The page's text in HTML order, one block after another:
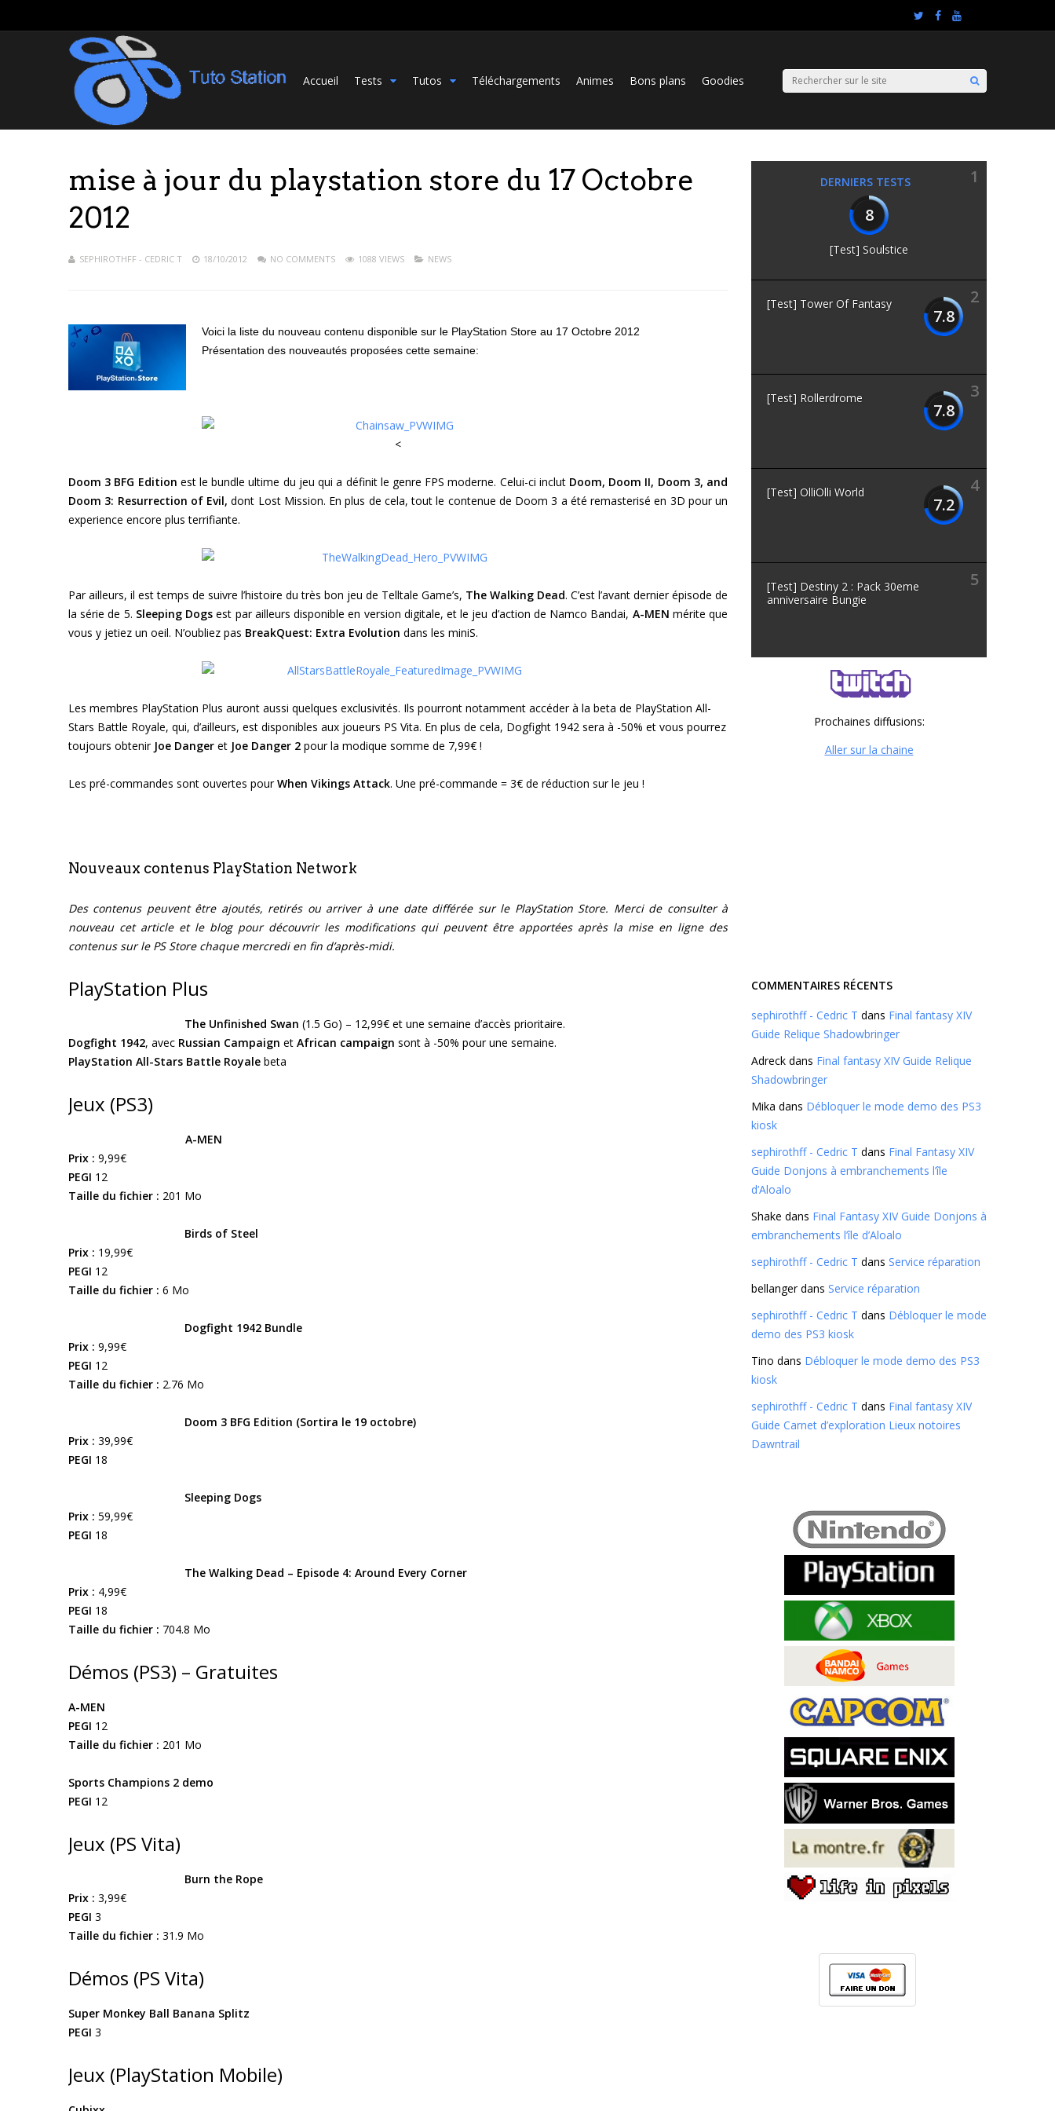
Accueil Tests Tutos Téléchargements Animes Bons plans Goodies
mise à jour du playstation store du 17 Octobre
2012
SEPHIROTHFF - CEDRIC T 18/10/2012 NO COMMENTS 1088 VIEWS NEWS
Voici la liste du nouveau contenu disponible sur le PlayStation Store au 17 Octobre 2012
Présentation des nouveautés proposées cette semaine:
<
Doom 3 BFG Edition est le bundle ultime du jeu qui a définit le genre FPS moderne. Celui-ci inclut Doom, Doom II, Doom 3, and
Doom 3: Resurrection of Evil,dont Lost Mission. En plus de cela, tout le contenue de Doom 3 a été remasterisé en 3D pour un
experience encore plus terrifiante.
Par ailleurs, il est temps de suivre l’histoire du très bon jeu de Telltale Game’s, The Walking Dead. C’est l’avant dernier épisode de
la série de 5. Sleeping Dogs est par ailleurs disponible en version digitale, et le jeu d’action de Namco Bandai, A-MEN mérite que
vous y jetiez un oeil. N’oubliez pas BreakQuest: Extra Evolution dans les miniS.
Les membres PlayStation Plus auront aussi quelques exclusivités. Ils pourront notamment accéder à la beta de PlayStation All-
Stars Battle Royale, qui, d’ailleurs, est disponibles aux joueurs PS Vita. En plus de cela, Dogfight 1942 sera à -50% et vous pourrez
toujours obtenirJoe Danger et Joe Danger 2 pour la modique somme de 7,99€ !
Les pré-commandes sont ouvertes pourWhen Vikings Attack. Une pré-commande = 3€ de réduction sur le jeu !
Nouveaux contenus PlayStation Network
Des contenus peuvent être ajoutés, retirés ou arriver à une date différée sur le PlayStation Store. Merci de consulter à
nouveau cet article et le blog pour découvrir les modifications qui peuvent être apportées après la mise en ligne des
contenus sur le PS Store chaque mercredi en fin d’après-midi.
PlayStation Plus
The Unfinished Swan (1.5 Go) – 12,99€ et une semaine d’accès prioritaire.
Dogfight 1942, avec Russian Campaign et African campaign sont à -50% pour une semaine.
PlayStation All-Stars Battle Royale beta
Jeux (PS3)
A-MEN
Prix : 9,99€
PEGI 12
Taille du fichier : 201 Mo
Birds of Steel
Prix : 19,99€
PEGI 12
Taille du fichier : 6 Mo
Dogfight 1942 Bundle
Prix : 9,99€
PEGI 12
Taille du fichier : 2.76 Mo
Doom 3 BFG Edition (Sortira le 19 octobre)
Prix : 39,99€
PEGI 18
Sleeping Dogs
Prix : 59,99€
PEGI 18
The Walking Dead – Episode 4: Around Every Corner
Prix : 4,99€
PEGI 18
Taille du fichier : 704.8 Mo
Démos (PS3) – Gratuites
A-MEN
PEGI 12
Taille du fichier : 201 Mo
Sports Champions 2 demo
PEGI 12
Jeux (PS Vita)
Burn the Rope
Prix : 3,99€
PEGI 3
Taille du fichier : 31.9 Mo
Démos (PS Vita)
Super Monkey Ball Banana Splitz
PEGI 3
Jeux (PlayStation Mobile)
DERNIERS TESTS
1
8
[Test] Soulstice
2
7.8
[Test] Tower Of Fantasy
3
7.8
[Test] Rollerdrome
4
7.2
[Test] OlliOlli World
5
[Test] Destiny 2 : Pack 30eme
anniversaire Bungie
Prochaines diffusions:
Aller sur la chaine
COMMENTAIRES RÉCENTS
sephirothff - Cedric T dans Final fantasy XIV
Guide Relique Shadowbringer
Adreck dans Final fantasy XIV Guide Relique
Shadowbringer
Mika dans Débloquer le mode demo des PS3
kiosk
sephirothff - Cedric T dans Final Fantasy XIV
Guide Donjons à embranchements l’île
d’Aloalo
Shake dans Final Fantasy XIV Guide Donjons à
embranchements l’île d’Aloalo
sephirothff - Cedric T dans Service réparation
bellangerdans Service réparation
sephirothff - Cedric T dans Débloquer le mode
demo des PS3 kiosk
Tino dans Débloquer le mode demo des PS3
kiosk
sephirothff - Cedric T dans Final fantasy XIV
Guide Carnet d’exploration Lieux notoires
Dawntrail